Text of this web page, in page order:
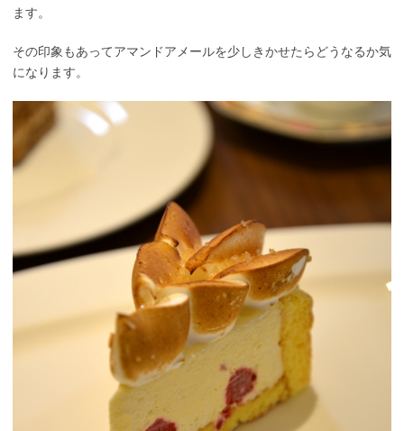
ます。
その印象もあってアマンドアメールを少しきかせたらどうなるか気
になります。